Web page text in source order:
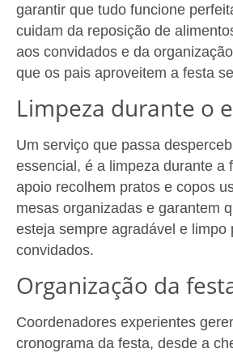
garantir que tudo funcione
cuidam da reposição de
aos convidados e da
que os pais aproveitem a festa
Limpeza durante o
Um serviço que passa
essencial, é a limpeza durante a
apoio recolhem pratos e copos
mesas organizadas e garantem
esteja sempre agradável e limpo
convidados.
Organização da
Coordenadores experientes
cronograma da festa, desde a